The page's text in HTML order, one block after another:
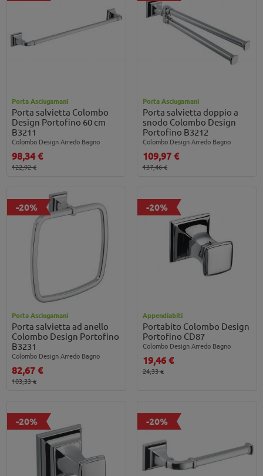
Porta Asciugamani
Porta salvietta Colombo
Design Portofino 60 cm
B3211
Colombo Design Arredo Bagno
98,34 €
122,92 €
Porta Asciugamani
Porta salvietta doppio a
snodo Colombo Design
Portofino B3212
Colombo Design Arredo Bagno
109,97 €
137,46 €
-20%
Porta Asciugamani
Porta salvietta ad anello
Colombo Design Portofino
B3231
Colombo Design Arredo Bagno
82,67 €
103,33 €
-20%
Appendiabiti
Portabito Colombo Design
Portofino CD87
Colombo Design Arredo Bagno
19,46 €
24,33 €
-20% -20%